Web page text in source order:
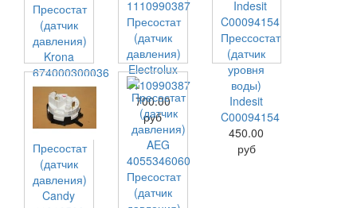
Пресостат
(датчик
давления)
Krona
674000300036
550.00
руб
Пресостат
(датчик
давления)
Electrolux
1110990387
700.00
руб
Прессостат
(датчик
уровня
воды)
Indesit
C00094154
450.00
руб
Пресостат
(датчик
давления)
Candy
Пресостат
(датчик